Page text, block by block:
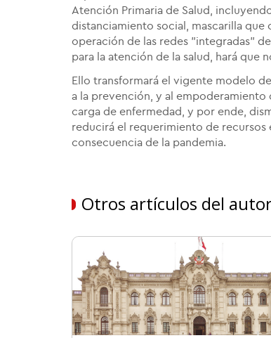
Atención Primaria de Salud,
distanciamiento social, mascarilla que
operación de las redes "integradas"
para la atención de la salud, hará que
Ello transformará el vigente modelo
a la prevención, y al empoderamiento
carga de enfermedad, y por ende,
reducirá el requerimiento de
consecuencia de la pandemia.
Otros artículos del